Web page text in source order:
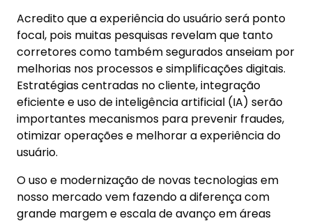
Acredito que a experiência do usuário será ponto
focal, pois muitas pesquisas revelam que tanto
corretores como também segurados anseiam por
melhorias nos processos e simplificações digitais.
Estratégias centradas no cliente, integração
eficiente e uso de inteligência artificial (IA) serão
importantes mecanismos para prevenir fraudes,
otimizar operações e melhorar a experiência do
usuário.
O uso e modernização de novas tecnologias em
nosso mercado vem fazendo a diferença com
grande margem e escala de avanço em áreas